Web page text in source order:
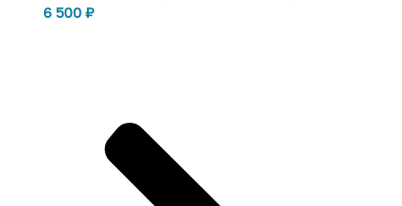
6 500₽